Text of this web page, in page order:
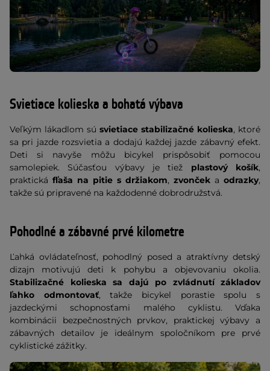
Svietiace kolieska a bohatá výbava
Veľkým lákadlom sú svietiace stabilizačné kolieska, ktoré
sa pri jazde rozsvietia a dodajú každej jazde zábavný efekt.
Deti si navyše môžu bicykel prispôsobiť pomocou
samolepiek. Súčasťou výbavy je tiež plastový košík,
praktická fľaša na pitie s držiakom, zvonček a odrazky,
takže sú pripravené na každodenné dobrodružstvá.
Pohodlné a zábavné prvé kilometre
Ľahká ovládateľnosť, pohodlný posed a atraktívny detský
dizajn motivujú deti k pohybu a objevovaniu okolia.
Stabilizačné kolieska sa dajú po zvládnutí základov
ľahko odmontovať, takže bicykel porastie spolu s
jazdeckými schopnosťami malého cyklistu. Vďaka
kombinácii bezpečnostných prvkov, praktickej výbavy a
zábavných detailov je ideálnym spoločníkom pre prvé
cyklistické zážitky.